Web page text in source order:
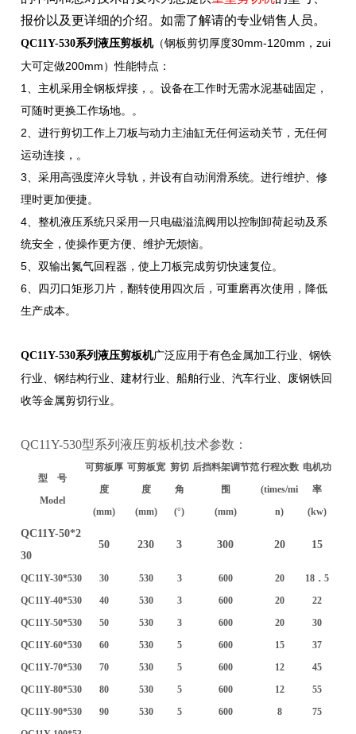
报价以及更详细的介绍。如需了解请的专业销售人员。
QC11Y-530系列液压剪板机（钢板剪切厚度30mm-120mm，zui
大可定做200mm）性能特点：
1、主机采用全钢板焊接，。设备在工作时无需水泥基础固定，
可随时更换工作场地。。
2、进行剪切工作上刀板与动力主油缸无任何运动关节，无任何
运动连接，。
3、采用高强度淬火导轨，并设有自动润滑系统。进行维护、修
理时更加便捷。
4、整机液压系统只采用一只电磁溢流阀用以控制卸荷起动及系
统安全，使操作更方便、维护无烦恼。
5、双输出氮气回程器，使上刀板完成剪切快速复位。
6、四刃口矩形刀片，翻转使用四次后，可重磨再次使用，降低
生产成本。
QC11Y-530系列液压剪板机广泛应用于有色金属加工行业、钢铁
行业、钢结构行业、建材行业、船舶行业、汽车行业、废钢铁回
收等金属剪切行业。
QC11Y-530型系列液压剪板机技术参数：
型 号
Model
可剪板厚
度
(mm)
可剪板宽
度
(mm)
剪切
角
(°)
后挡料架调节范
围
(mm)
行程次数
(times/mi
n)
电机功
率
(kw)
QC11Y-50*2
30
50 230 3 300 20 15
QC11Y-30*530 30 530 3 600 20
18．5
QC11Y-40*530
40 530 3 600 20
22
QC11Y-50*530
50 530 3 600 20
30
QC11Y-60*530
60 530 5 600 15
37
QC11Y-70*530
70 530 5 600 12
45
QC11Y-80*530
80 530 5 600 12
55
QC11Y-90*530
90 530 5 600 8
75